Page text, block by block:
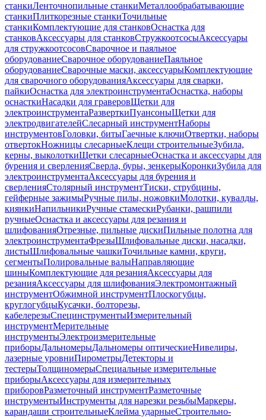
станкиЛенточнопильные станкиМеталлообрабатывающие
станкиПлиткорезные станкиТочильные
станкиКомплектующие для станковОснастка для
станковАксессуары для станковСтружкоотсосыАксессуары
для стружкоотсосовСварочное и паяльное
оборудованиеСварочное оборудованиеПаяльное
оборудованиеСварочные маски, аксессуарыКомплектующие
для сварочного оборудованияАксессуары для сварки,
пайкиОснастка для электроинструментаОснастка, наборы
оснасткиНасадки для граверовЩетки для
электроинструментаРазверткиПуансоныЩетки для
электродвигателейСлесарный инструментНаборы
инструментовГоловки, битыГаечные ключиОтвертки, наборы
отвертокНожницы слесарныеКлещи строительныеЗубила,
керны, выколоткиЩетки слесарныеОснастка и аксессуары для
бурения и сверленияСверла, буры, зенкерыКоронкиЗубила для
электроинструментаАксессуары для бурения и
сверленияСтолярный инструментТиски, струбцины,
гейферные зажимыРучные пилы, ножовкиМолотки, кувалды,
киянкиНапильникиРучные стамескиРубанки, рашпили
ручныеОснастка и аксессуары для резания и
шлифованияОтрезные, пильные дискиПильные полотна для
электроинструментаФрезыШлифовальные диски, насадки,
листыШлифовальные чашкиТочильные камни, круги,
сегментыПолировальные валыНаправляющие
шиныКомплектующие для резанияАксессуары для
резанияАксессуары для шлифованияЭлектромонтажный
инструментОбжимной инструментПлоскогубцы,
круглогубцыКусачки, болторезы,
кабелерезыСпецинструментыИзмерительный
инструментМерительные
инструментыЭлектроизмерительные
приборыДальномерыДальномеры оптическиеНивелиры,
лазерные уровниПирометрыДетекторы и
тестерыТолщиномерыСпециальные измерительные
приборыАксессуары для измерительных
приборовРазметочный инструментРазметочные
инструментыИнструменты для нарезки резьбыМаркеры,
карандаши строительныеКлейма ударныеСтроительно-